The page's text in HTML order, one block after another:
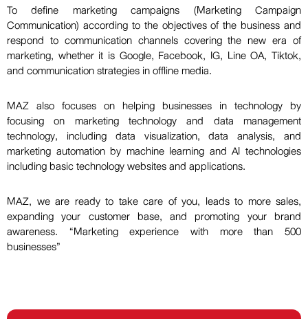
To define marketing campaigns (Marketing Campaign
Communication) according to the objectives of the business and
respond to communication channels covering the new era of
marketing, whether it is Google, Facebook, IG, Line OA, Tiktok,
and communication strategies in offline media.
MAZ also focuses on helping businesses in technology by
focusing on marketing technology and data management
technology, including data visualization, data analysis, and
marketing automation by machine learning and AI technologies
including basic technology websites and applications.
MAZ, we are ready to take care of you, leads to more sales,
expanding your customer base, and promoting your brand
awareness. “Marketing experience with more than 500
businesses”